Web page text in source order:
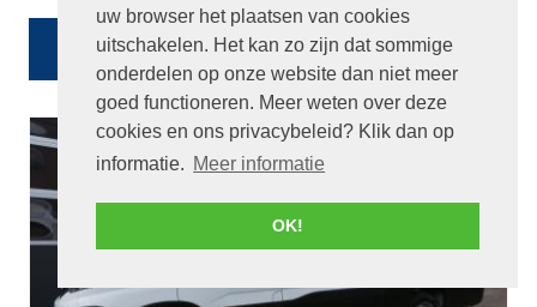
uw browser het plaatsen van cookies
uitschakelen. Het kan zo zijn dat sommige
onderdelen op onze website dan niet meer
goed functioneren. Meer weten over deze
cookies en ons privacybeleid? Klik dan op
informatie. Meer informatie
OK!
€ 6.950 Of € 124,04p/m